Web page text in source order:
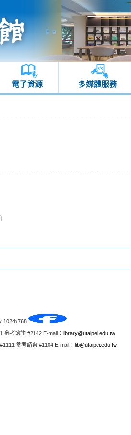
電子資源 多媒體服務
1024x768
參考諮詢 #2142 E-mail： library@utaipei.edu.tw
參考諮詢 #1104 E-mail： lib@utaipei.edu.tw